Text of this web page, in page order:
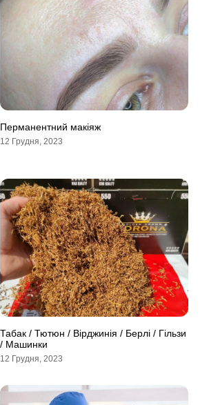
Перманентний макіяж
12 Грудня, 2023
Табак / Тютюн / Вірджинія / Берлі / Гільзи
/ Машинки
12 Грудня, 2023